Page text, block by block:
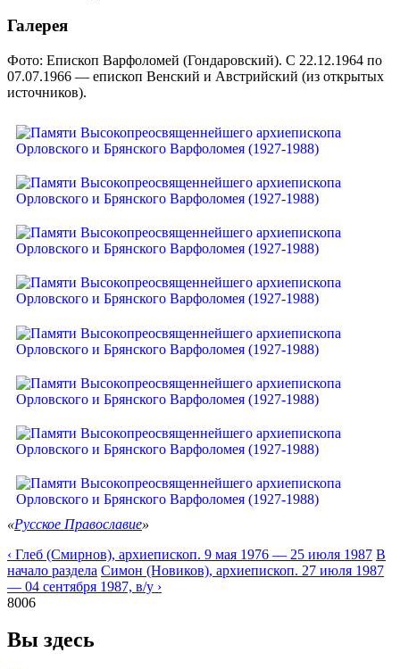
Галерея
Фото: Епископ Варфоломей (Гондаровский). С 22.12.1964 по
07.07.1966 — епископ Венский и Австрийский (из открытых
источников).
«Русское Православие»
‹ Глеб (Смирнов), архиепископ. 9 мая 1976 — 25 июля 1987 В
начало раздела Симон (Новиков), архиепископ. 27 июля 1987
— 04 сентября 1987, в/у ›
8006
Вы здесь